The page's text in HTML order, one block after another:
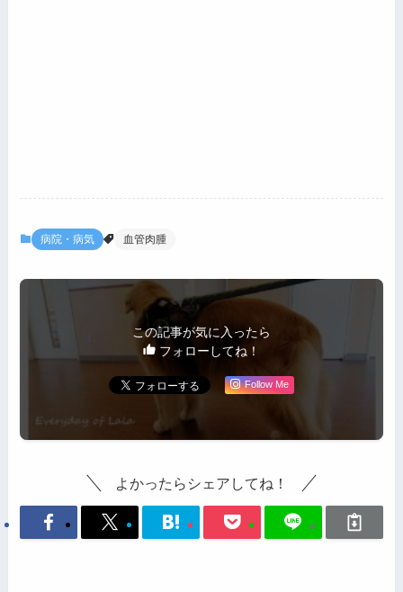
病院・病気 血管肉腫
この記事が気に入ったら
フォローしてね！
Follow Me
よかったらシェアしてね！